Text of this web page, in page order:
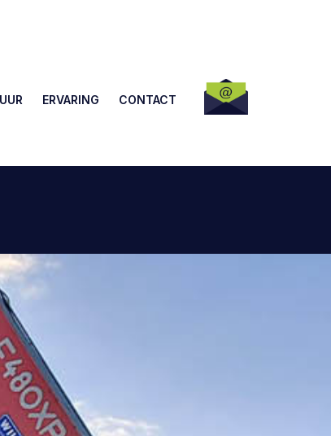
ERVARING CONTACT